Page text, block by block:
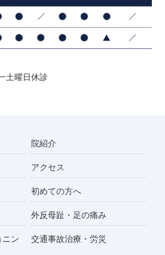
土曜日休診
院紹介
アクセス
初めての方へ
外反母趾・足の痛み
ニン
交通事故治療・労災